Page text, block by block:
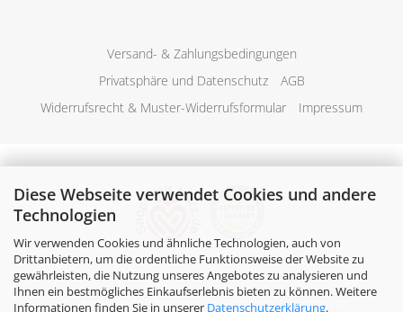
Diese Webseite verwendet Cookies und andere
Technologien
Wir verwenden Cookies und ähnliche Technologien, auch von
Drittanbietern, um die ordentliche Funktionsweise der Website zu
gewährleisten, die Nutzung unseres Angebotes zu analysieren und
Ihnen ein bestmögliches Einkaufserlebnis bieten zu können. Weitere
Informationen finden Sie in unserer Datenschutzerklärung.
Versand- & Zahlungsbedingungen
Privatsphäre und Datenschutz
AGB
Widerrufsrecht & Muster-Widerrufsformular
Impressum
Alle Preise verstehen sich inklusive der gesetzlichen